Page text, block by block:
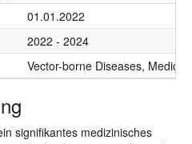
01.01.2022
2022 - 2024
Vector-borne Diseases,
signifikantes medizinisches